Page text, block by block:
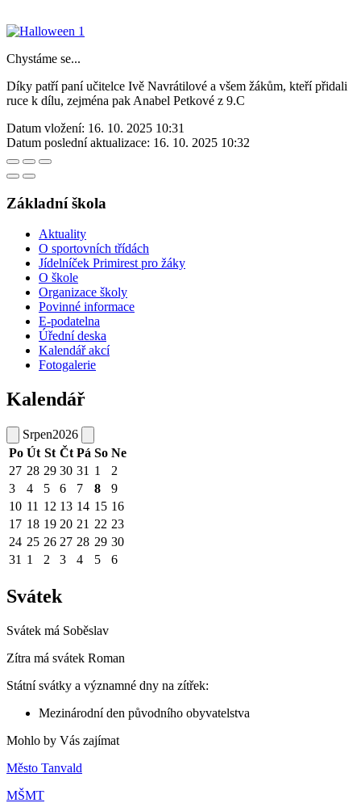
Chystáme se...
Díky patří paní učitelce Ivě Navrátilové a všem žákům, kteří přidali
ruce k dílu, zejména pak Anabel Petkové z 9.C
Datum vložení: 16. 10. 2025 10:31
Datum poslední aktualizace: 16. 10. 2025 10:32
Základní škola
Aktuality
O sportovních třídách
Jídelníček Primirest pro žáky
O škole
Organizace školy
Povinné informace
E-podatelna
Úřední deska
Kalendář akcí
Fotogalerie
Kalendář
Srpen2026
Po Út St Čt Pá So Ne
27 28 29 30 31 1
2
3
4 5 6 7 8
9
10 11 12 13 14 15 16
17 18 19 20 21 22 23
24 25 26 27 28 29 30
31 1 2 3 4 5 6
Svátek
Svátek má Soběslav
Zítra má svátek Roman
Státní svátky a významné dny na zítřek:
Mezinárodní den původního obyvatelstva
Mohlo by Vás zajímat
Město Tanvald
MŠMT